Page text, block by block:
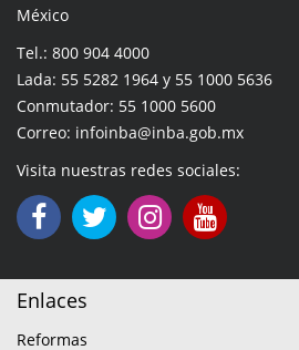
México
Tel.: 800 904 4000
Lada: 55 5282 1964 y 55 1000 5636
Conmutador: 55 1000 5600
Correo: infoinba@inba.gob.mx
Visita nuestras redes sociales:
Enlaces
Reformas